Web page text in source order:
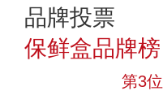
品牌投票
保鲜盒品牌榜
第3位